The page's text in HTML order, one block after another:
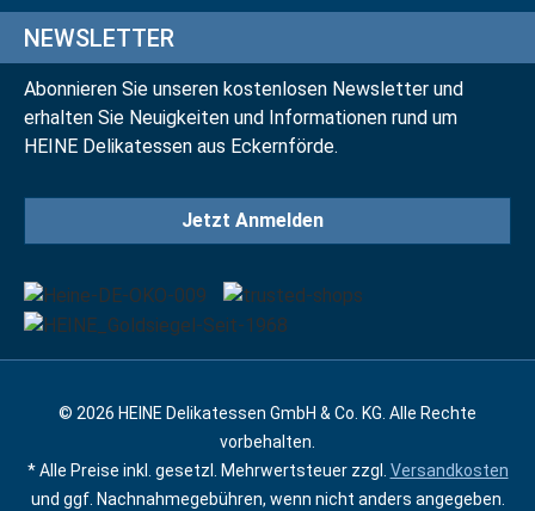
NEWSLETTER
Abonnieren Sie unseren kostenlosen Newsletter und
erhalten Sie Neuigkeiten und Informationen rund um
HEINE Delikatessen aus Eckernförde.
Jetzt Anmelden
© 2026 HEINE Delikatessen GmbH & Co. KG. Alle Rechte
vorbehalten.
* Alle Preise inkl. gesetzl. Mehrwertsteuer zzgl. Versandkosten
und ggf. Nachnahmegebühren, wenn nicht anders angegeben.